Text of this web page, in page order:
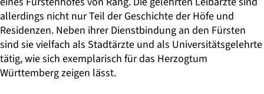
allerdings nicht nur Teil der Geschichte der Höfe und
Residenzen. Neben ihrer Dienstbindung an den Fürsten
sind sie vielfach als Stadtärzte und als Universitätsgelehrte
tätig, wie sich exemplarisch für das Herzogtum
Württemberg zeigen lässt.